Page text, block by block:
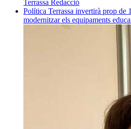
Terrassa Redacció
Política Terrassa invertirà prop de
modernitzar els equipaments